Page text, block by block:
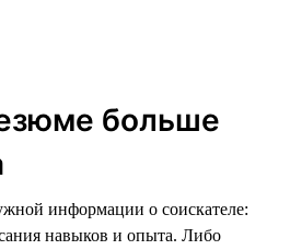
больше
информации о соискателе:
навыков и опыта. Либо